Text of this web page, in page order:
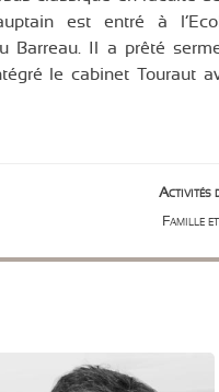
est entré à
Barreau. Il a prêté
le cabinet Touraut
Activités
Famille